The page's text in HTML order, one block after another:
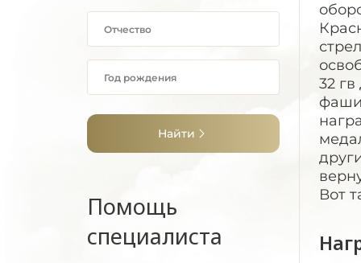
Найти
Помощь
специалиста
32
Вот